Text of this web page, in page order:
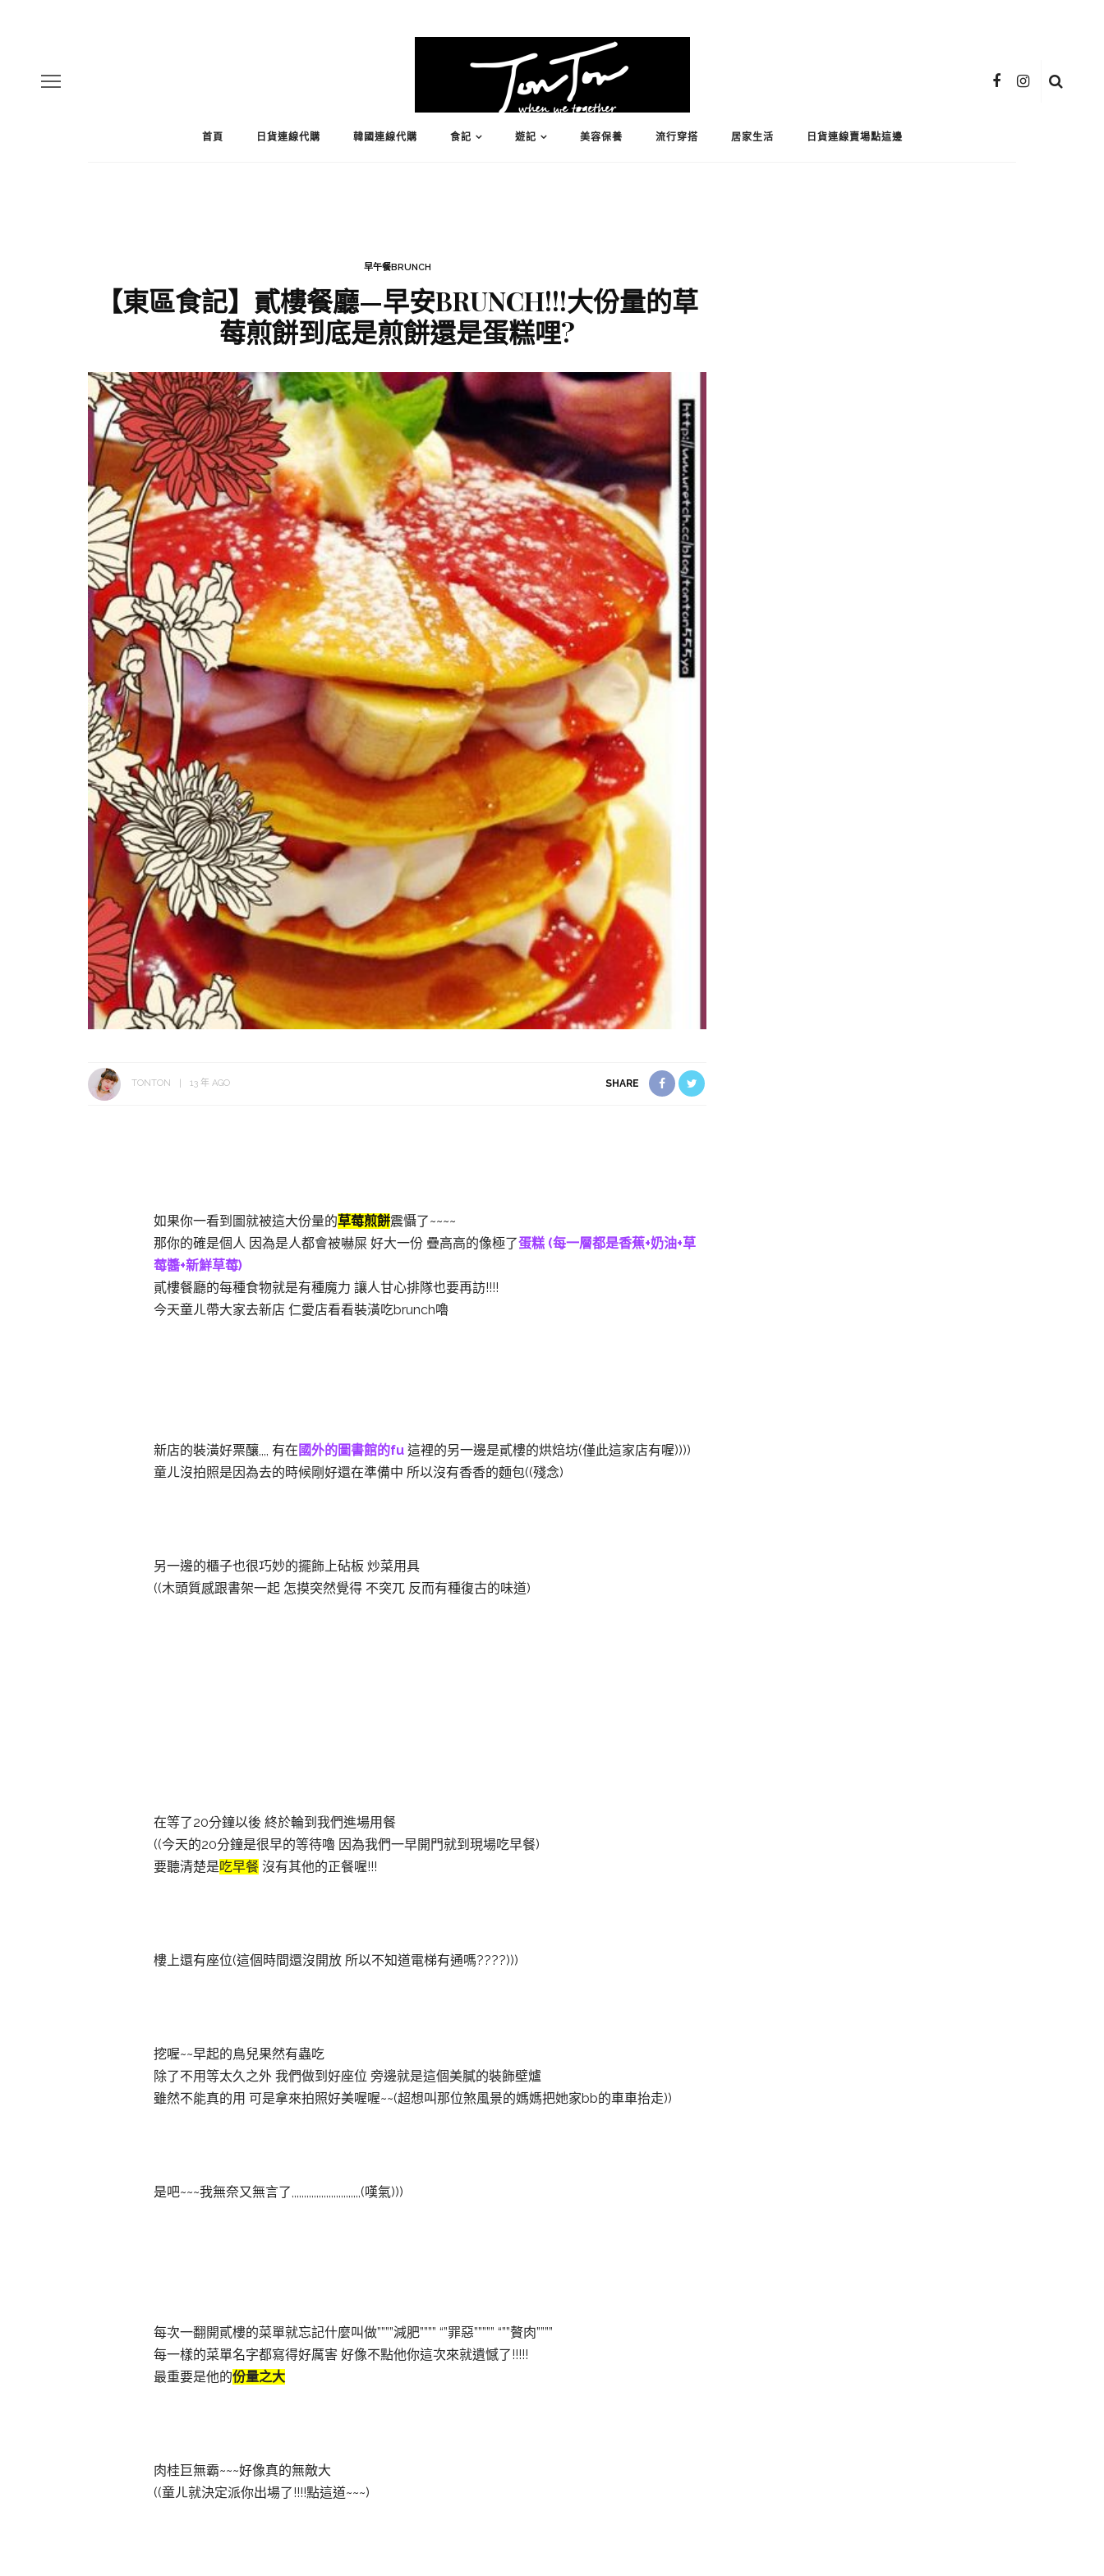
首頁 日貨連線代購 韓國連線代購 食記 遊記 美容保養 流行穿搭 居家生活 日貨連線賣場點這邊
早午餐BRUNCH
【東區食記】貳樓餐廳—早安BRUNCH!!!大份量的草
莓煎餅到底是煎餅還是蛋糕哩?
TONTON 13 年 AGO SHARE
如果你一看到圖就被這大份量的草莓煎餅震懾了~~~~
那你的確是個人 因為是人都會被嚇屎 好大一份 疊高高的像極了蛋糕 (每一層都是香蕉+奶油+草
莓醬+新鮮草莓)
貳樓餐廳的每種食物就是有種魔力 讓人甘心排隊也要再訪!!!!
今天童ㄦ帶大家去新店 仁愛店看看裝潢吃brunch嚕
新店的裝潢好票釀,,,, 有在 國外的圖書館的fu 這裡的另一邊是貳樓的烘焙坊(僅此這家店有喔))))
童ㄦ沒拍照是因為去的時候剛好還在準備中 所以沒有香香的麵包((殘念)
另一邊的櫃子也很巧妙的擺飾上砧板 炒菜用具
((木頭質感跟書架一起 怎摸突然覺得 不突兀 反而有種復古的味道)
在等了20分鐘以後 終於輪到我們進場用餐
((今天的20分鐘是很早的等待嚕 因為我們一早開門就到現場吃早餐)
要聽清楚是吃早餐 沒有其他的正餐喔!!!
樓上還有座位(這個時間還沒開放 所以不知道電梯有通嗎????)))
挖喔~~早起的鳥兒果然有蟲吃
除了不用等太久之外 我們做到好座位 旁邊就是這個美膩的裝飾壁爐
雖然不能真的用 可是拿來拍照好美喔喔~~(超想叫那位煞風景的媽媽把她家bb的車車抬走))
是吧~~~我無奈又無言了,,,,,,,,,,,,,,,,,,,,,,,,,,,,(嘆氣)))
每次一翻開貳樓的菜單就忘記什麼叫做””””減肥”””” “”罪惡””””” “””贅肉””””
每一樣的菜單名字都寫得好厲害 好像不點他你這次來就遺憾了!!!!!
最重要是他的份量之大
肉桂巨無霸~~~好像真的無敵大
((童ㄦ就決定派你出場了!!!!點這道~~~)